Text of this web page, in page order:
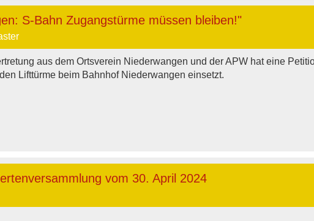
S-Bahn Zugangstürme müssen bleiben!"
aus dem Ortsverein Niederwangen und der APW hat eine
Lifttürme beim Bahnhof Niederwangen einsetzt.
vom 30. April 2024